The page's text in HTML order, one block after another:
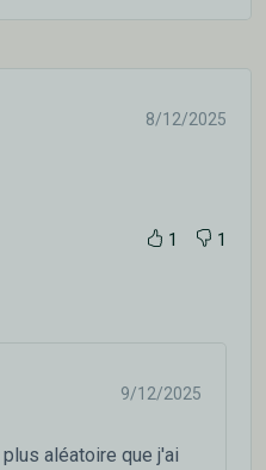
8/12/2025
1 1
9/12/2025
aléatoire que j'ai